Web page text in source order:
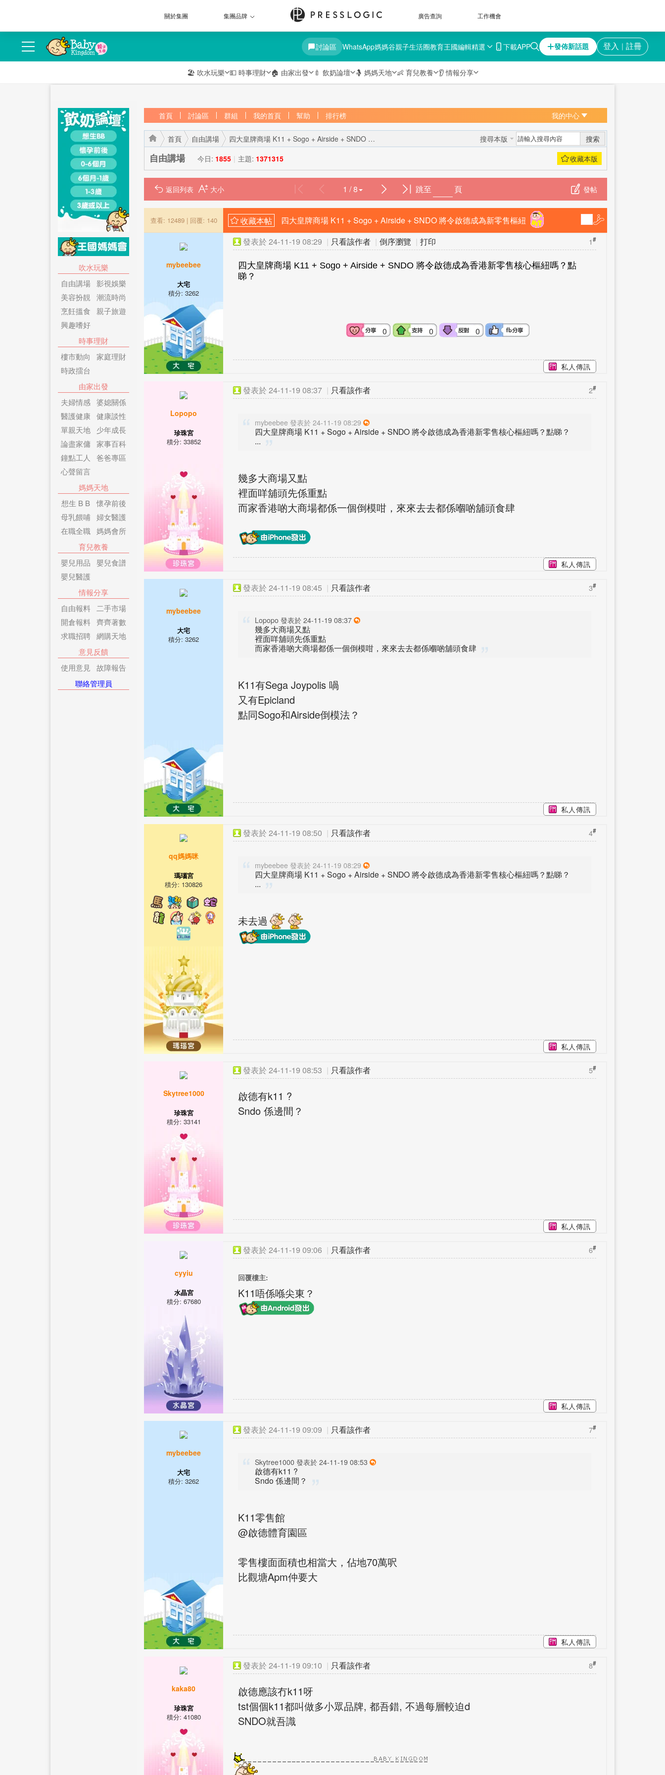
關於集團 集團品牌 廣告查詢 工作機會
討論區 WhatsApp媽媽谷親子生活圈教育王國編輯精選 下載APP 發佈新話題 登入 ｜ 註冊
🏖️ 吹水玩樂 💵 時事理財 🏠 由家出發 🍼 飲奶論壇 🤱 媽媽天地 👶 育兒教養 👂 情報分享
吹水玩樂
自由講場 影視娛樂
美容扮靚
潮流時尚
烹飪搵食
親子旅遊
興趣嗜好
時事理財
樓市動向
家庭理財
時政擂台
由家出發
夫婦情感 婆媳關係
醫護健康
健康談性
單親天地
少年成長
論盡家傭
家事百科
鐘點工人
爸爸專區
心聲留言
媽媽天地
想生 B B
懷孕前後
母乳餵哺 婦女醫護
在職全職
媽媽會所
育兒教養
嬰兒用品
嬰兒食譜
嬰兒醫護
情報分享
自由報料
二手市場
開倉報料 齊齊著數
求職招聘
網購天地
意見反饋
使用意見
故障報告
聯絡管理員
我的中心
首頁 討論區 群組 我的首頁 幫助 排行榜
搜尋本版 搜索
首頁
›
自由講場 四大皇牌商場 K11 + Sogo + Airside + SNDO 將令啟德成 ...
自由講場 今日: 1855 | 主題: 1371315
發帖
返回列表 1 / 8 跳至 頁
查看: 12489| 回覆: 140 四大皇牌商場 K11 + Sogo + Airside + SNDO 將令啟德成為新零售樞紐
[複製鏈接]
mybeebee
大宅
積分: 3262
1#
發表於 24-11-19 08:29 | 只看該作者 | 倒序瀏覽 | 打印
四大皇牌商場 K11 + Sogo + Airside + SNDO 將令啟德成為香港新零售核心樞紐嗎？ 點
睇？
0 0 0
私人傳訊
Lopopo
珍珠宮
積分: 33852
2#
發表於 24-11-19 08:37 | 只看該作者
mybeebee 發表於 24-11-19 08:29
四大皇牌商場 K11 + Sogo + Airside + SNDO 將令啟德成為香港新零售核心樞紐嗎？點睇？
...
幾多大商場又點
裡面咩舖頭先係重點
而家香港啲大商場都係一個倒模咁，來來去去都係嗰啲舖頭食肆
私人傳訊
mybeebee
大宅
積分: 3262
3#
發表於 24-11-19 08:45 | 只看該作者
Lopopo 發表於 24-11-19 08:37
幾多大商場又點
裡面咩舖頭先係重點
而家香港啲大商場都係一個倒模咁，來來去去都係嗰啲舖頭食肆
K11有Sega Joypolis 喎
又有Epicland
點同Sogo和Airside倒模法？
私人傳訊
qq媽媽咪
瑪瑙宮
積分: 130826
4#
發表於 24-11-19 08:50 | 只看該作者
mybeebee 發表於 24-11-19 08:29
四大皇牌商場 K11 + Sogo + Airside + SNDO 將令啟德成為香港新零售核心樞紐嗎？點睇？
...
未去過
私人傳訊
Skytree1000
珍珠宮
積分: 33141
5#
發表於 24-11-19 08:53 | 只看該作者
啟德有k11 ?
Sndo 係邊間？
私人傳訊
cyyiu
水晶宮
積分: 67680
6#
發表於 24-11-19 09:06 | 只看該作者
回覆樓主:
K11唔係喺尖東？
私人傳訊
mybeebee
大宅
積分: 3262
7#
發表於 24-11-19 09:09 | 只看該作者
Skytree1000 發表於 24-11-19 08:53
啟德有k11 ?
Sndo 係邊間？
K11零售館
@啟德體育園區
零售樓面面積也相當大，佔地70萬呎
比觀塘Apm仲要大
私人傳訊
kaka80
珍珠宮
積分: 41080
8#
發表於 24-11-19 09:10 | 只看該作者
啟德應該冇k11呀
tst個個k11都叫做多小眾品牌, 都吾錯, 不過每層較迫d
SNDO就吾識